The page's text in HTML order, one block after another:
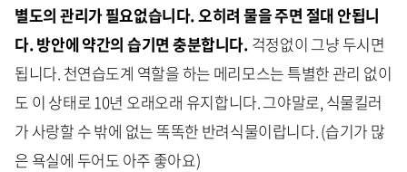
별도의 관리가 필요없습니다.오히려 물을 주면 절대 안됩니
다. 방안에 약간의 습기면 충분합니다. 걱정없이 그냥 두시면
됩니다. 천연습도계 역할을 하는 메리모스는 특별한 관리 없이
도 이 상태로 10년 오래오래 유지합니다. 그야말로, 식물킬러
가 사랑할 수 밖에 없는 똑똑한 반려식물이랍니다. (습기가 많
은 욕실에 두어도 아주 좋아요)